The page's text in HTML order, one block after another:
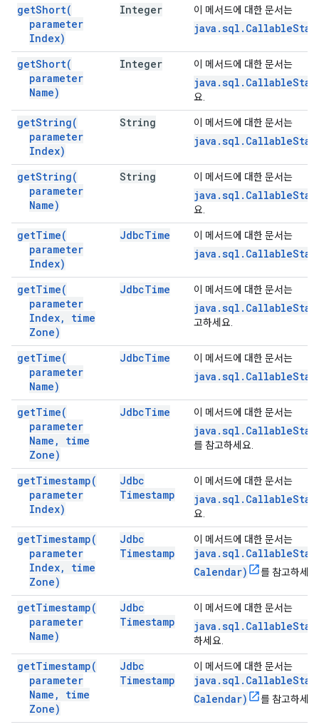
getShort(
parameter
Index)
Integer 이 메서드에 대한 문서는
getShort(
parameter
Name)
Integer 이 메서드에 대한 문서는
요.
getString(
parameter
Index)
String 이 메서드에 대한 문서는
getString(
parameter
Name)
String 이 메서드에 대한 문서는
요.
getTime(
parameter
Index)
JdbcTime 이 메서드에 대한 문서는
getTime(
parameter
Index,
time
Zone)
JdbcTime 이 메서드에 대한 문서는
고하세요.
getTime(
parameter
Name)
JdbcTime 이 메서드에 대한 문서는
getTime(
parameter
Name ,
time
Zone)
JdbcTime 이 메서드에 대한 문서는
를 참고하세요.
getTimestamp(
parameter
Index)
Jdbc
Timestamp
이 메서드에 대한 문서는
요.
getTimestamp(
parameter
Index,
time
Zone)
Jdbc
Timestamp
이 메서드에 대한 문서는
Calendar)
를 참고하세
getTimestamp(
parameter
Name)
Jdbc
Timestamp
이 메서드에 대한 문서는
하세요.
getTimestamp(
parameter
Name ,
time
Zone)
Jdbc
Timestamp
이 메서드에 대한 문서는
Calendar)
를 참고하세